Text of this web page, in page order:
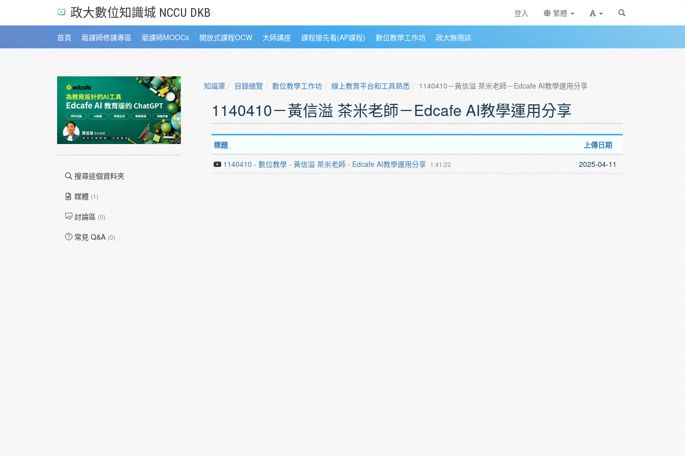
政大數位知識城 NCCU DKB 登入 繁體
首頁 磨課師修課專區 磨課師MOOCs 開放式課程OCW 大師講座 課程搶先看(AP課程) 數位教學工作坊 政大無限誌
搜尋這個資料夾
媒體 (1)
討論區 (0)
常見 Q&A (0)
知識庫 目錄總覽 數位教學工作坊 線上教育平台和工具熟悉 1140410－黃信溢 茶米老師－Edcafe AI教學運用分享
1140410－黃信溢 茶米老師－Edcafe AI教學運用分享
標題 上傳日期
1:41:22
1140410 - 數位教學 - 黃信溢 茶米老師 - Edcafe AI教學運用分享 2025-04-11